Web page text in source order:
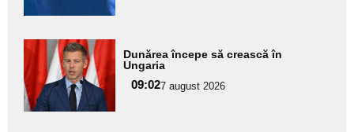
Adaugă
aici textul
pentru
subtitlu
Dunărea începe să crească în
Ungaria
09:027 august 2026